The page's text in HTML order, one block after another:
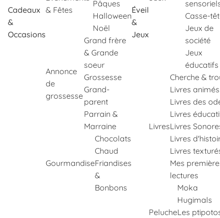
Cadeaux
&
Occasions
& Fêtes
Pâques
Halloween
Noël
Annonce
de
grossesse
Grand frère
& Grande
soeur
Grossesse
Grand-
parent
Parrain &
Marraine
Gourmandise
Chocolats
Chaud
Friandises
&
Bonbons
Éveil
&
Jeux
Casse-
Jeux de
société
Jeux
éducatifs
Livres
Cherche &
Livres animés
Livres des
Livres
Livres
Livres
Livres
Mes
lectures
Peluche
Moka
Hugimals
Les